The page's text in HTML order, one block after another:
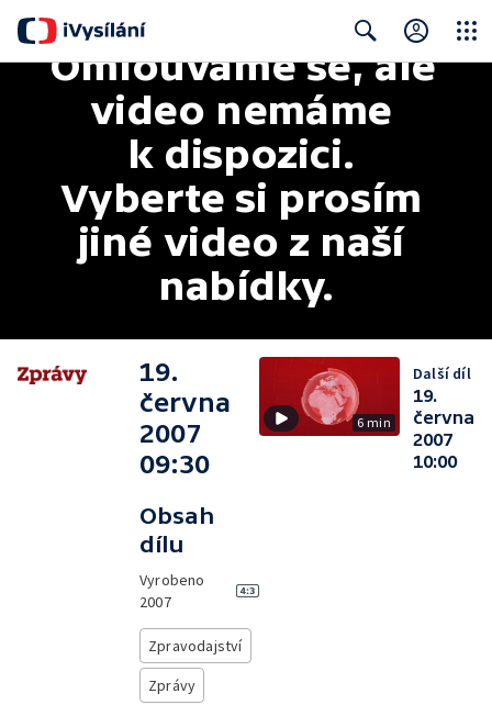
Search
Omlouváme se, ale
video nemáme
k dispozici.
Vyberte si prosím
jiné video z naší
nabídky.
19.
června
2007
09:30
Obsah
dílu
Vyrobeno
2007
Zpravodajství
Zprávy
6 min
Další díl
19.
června
2007
10:00